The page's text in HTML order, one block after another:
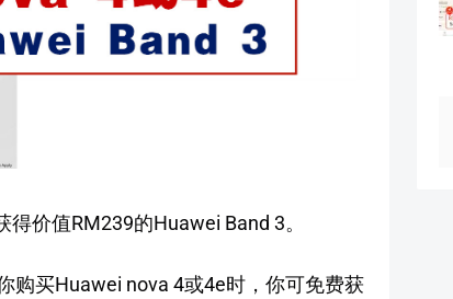
价值RM239的Huawei Band 3。
购买Huawei nova 4或4e时，你可免费获